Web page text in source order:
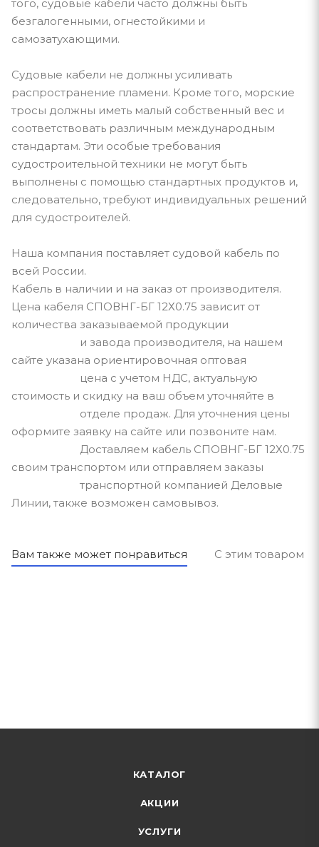
того, судовые кабели часто должны быть
безгалогенными, огнестойкими и
самозатухающими.
Судовые кабели не должны усиливать
распространение пламени. Кроме того, морские
тросы должны иметь малый собственный вес и
соответствовать различным международным
стандартам. Эти особые требования
судостроительной техники не могут быть
выполнены с помощью стандартных продуктов и,
следовательно, требуют индивидуальных решений
для судостроителей.
Наша компания поставляет судовой кабель по
всей России.
Кабель в наличии и на заказ от производителя.
Цена кабеля СПОВНГ-БГ 12Х0.75 зависит от
количества заказываемой продукции
и завода производителя, на нашем
сайте указана ориентировочная оптовая
цена с учетом НДС, актуальную
стоимость и скидку на ваш объем уточняйте в
отделе продаж. Для уточнения цены
оформите заявку на сайте или позвоните нам.
Доставляем кабель СПОВНГ-БГ 12Х0.75
своим транспортом или отправляем заказы
транспортной компанией Деловые
Линии, также возможен самовывоз.
Вам также может понравиться С этим товаром
КАТАЛОГ
АКЦИИ
УСЛУГИ